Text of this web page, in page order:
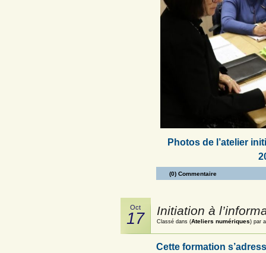
Photos de l’atelier
(0) Commentaire
Oct
17 Initiation à
Classé dans (Ateliers numériques) par
Cette formation